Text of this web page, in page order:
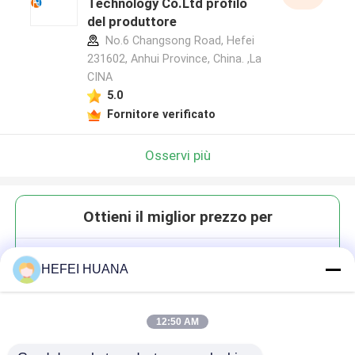
Technology Co.Ltd profilo
del produttore
No.6 Changsong Road, Hefei
231602, Anhui Province, China. ,La
CINA
5.0
Fornitore verificato
Osservi più
Ottieni il miglior prezzo per
HEFEI HUANA
12:50 AM